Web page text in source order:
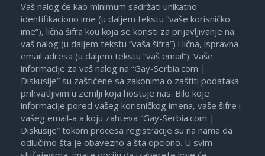
Vaš nalog će kao minimum sadržati unikatno
identifikaciono ime (u daljem tekstu “vaše korisničko
ime”), lična šifra kou koja se koristi za prijavljivanje na
vaš nalog (u daljem tekstu “vaša šifra”) i lična, ispravna
email adresa (u daljem tekstu “vaš email”). Vaše
informacije za vaš nalog na “Gay-Serbia.com |
Diskusije” su zaštićene sa zakonima o zaštiti podataka
prihvatljivim u zemlji koja hostuje nas. Bilo koje
informacije pored vašeg korisničkog imena, vaše šifre i
vašeg email-a a koju zahteva “Gay-Serbia.com |
Diskusije” tokom procesa registracije su na nama da
odlučimo šta je obavezno a šta opciono. U svim